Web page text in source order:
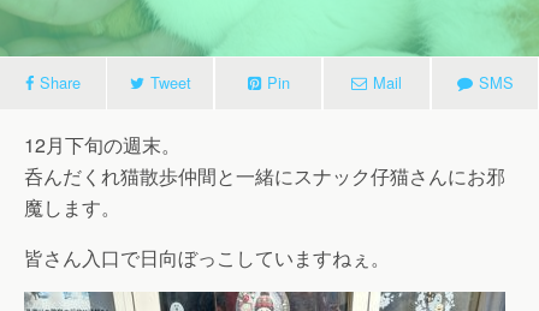
Share Tweet Pin Mail SMS
12月下旬の週末。
呑んだくれ猫散歩仲間と一緒にスナック仔猫さんにお邪
魔します。
皆さん入口で日向ぼっこしていますねぇ。